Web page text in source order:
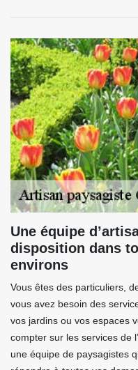
Une équipe
disposition dans
environs
Vous êtes des particuliers,
vous avez besoin des
vos jardins ou vos espaces
compter sur les services de
une équipe de paysagistes